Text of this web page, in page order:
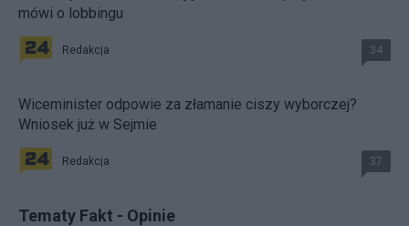
mówi o lobbingu
Redakcja 34
Wiceminister odpowie za złamanie ciszy wyborczej?
Wniosek już w Sejmie
Redakcja 37
Tematy Fakt - Opinie